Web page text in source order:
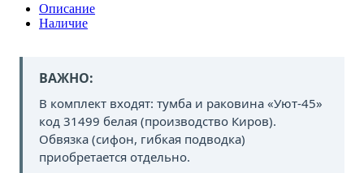
Описание
Наличие
ВАЖНО:
В комплект входят: тумба и раковина «Уют-45»
код 31499 белая (производство Киров).
Обвязка (сифон, гибкая подводка)
приобретается отдельно.